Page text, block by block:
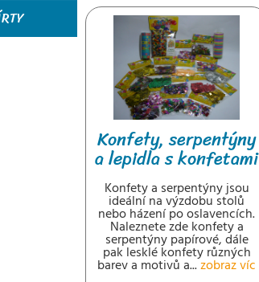
Konfety, serpentýny
a lepidla s konfetami
Konfety a serpentýny jsou
ideální na výzdobu stolů
nebo házení po oslavencích.
Naleznete zde konfety a
serpentýny papírové, dále
pak lesklé konfety různých
barev a motivů a... zobraz víc